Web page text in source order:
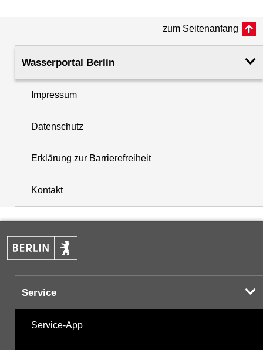
36.97
Filterunterkante
+
−
zum Seitenanfang
Wasserportal Berlin
Impressum
Datenschutz
Erklärung zur Barrierefreiheit
Kontakt
Service
Service-App